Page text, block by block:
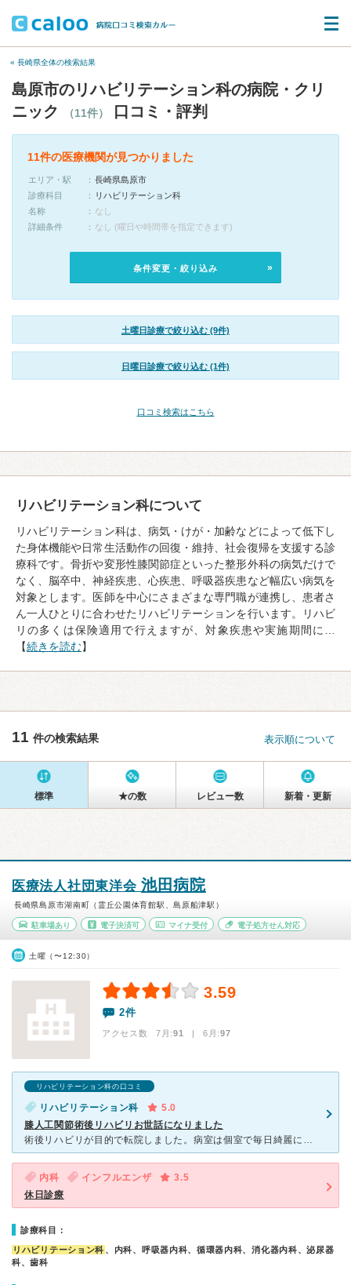
« 長崎県全体の検索結果
島原市のリハビリテーション科の病院・クリ
ニック
（11件） 口コミ・評判
11件の医療機関が見つかりました
エリア・駅
長崎県島原市
診療科目
リハビリテーション科
名称
なし
詳細条件
なし (曜日や時間帯を指定できます)
条件変更・絞り込み
土曜日診療で絞り込む (9件)
日曜日診療で絞り込む (1件)
口コミ検索はこちら
リハビリテーション科について
リハビリテーション科は、病気・けが・加齢などによって低下し
た身体機能や日常生活動作の回復・維持、社会復帰を支援する診
療科です。骨折や変形性膝関節症といった整形外科の病気だけで
なく、脳卒中、神経疾患、心疾患、呼吸器疾患など幅広い病気を
対象とします。医師を中心にさまざまな専門職が連携し、患者さ
ん一人ひとりに合わせたリハビリテーションを行います。リハビ
リの多くは保険適用で行えますが、対象疾患や実施期間に…
【続きを読む】
11 件の検索結果 表示順について
標準 ★の数 レビュー数 新着・更新
医療法人社団東洋会 池田病院
長崎県島原市湖南町（霊丘公園体育館駅、島原船津駅）
駐車場あり 電子決済可 マイナ受付 電子処方せん対応
土曜（〜12:30）
3.59
2件
アクセス数 7月:91 | 6月:97
リハビリテーション科の口コミ
リハビリテーション科
5.0
膝人工関節術後リハビリお世話になりました
術後リハビリが目的で転院しました。病室は個室で毎日綺麗に掃除をしていただきました。主治医の先生の毎朝のどうですか？の笑顔に元気がでます。膝のリハビリの痛さは覚悟していましたが、担当の二人の先生が熱心に
内科 インフルエンザ
3.5
休日診療
診療科目：
リハビリテーション科 、内科、呼吸器内科、循環器内科、消化器内科、泌尿器
科、歯科